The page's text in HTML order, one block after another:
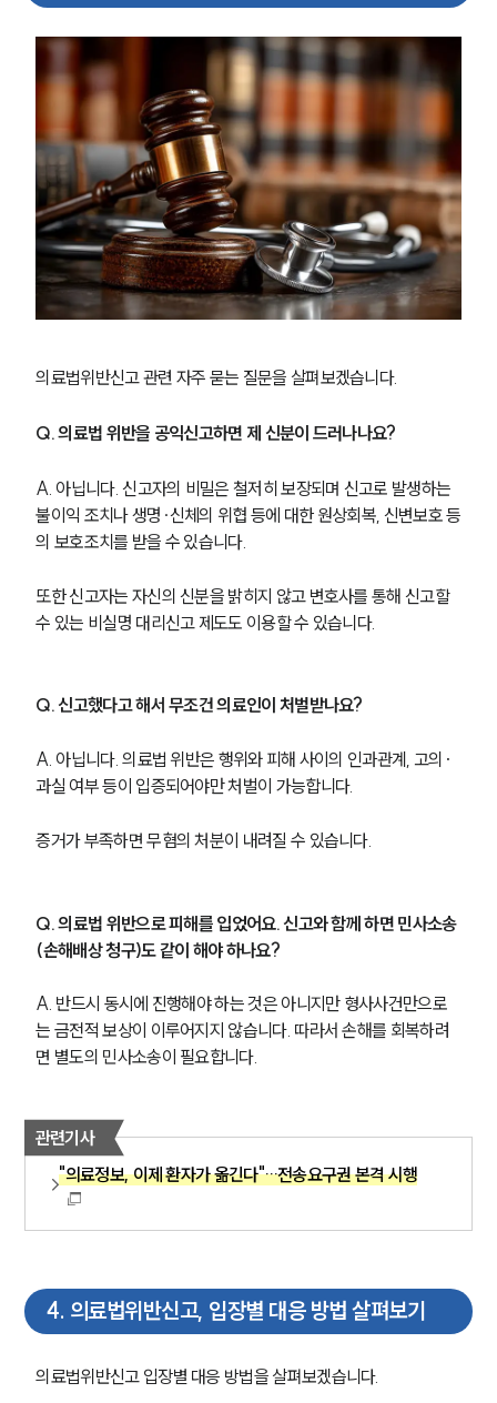
의료법위반신고 관련 자주 묻는 질문을 살펴보겠습니다.
Q. 의료법 위반을 공익신고하면 제 신분이 드러나나요?
A. 아닙니다. 신고자의 비밀은 철저히 보장되며 신고로 발생하는
불이익 조치나 생명∙신체의 위협 등에 대한 원상회복, 신변보호 등
의 보호조치를 받을 수 있습니다.
또한 신고자는 자신의 신분을 밝히지 않고 변호사를 통해 신고할
수 있는 비실명 대리신고 제도도 이용할 수 있습니다.
Q. 신고했다고 해서 무조건 의료인이 처벌받나요?
A. 아닙니다. 의료법 위반은 행위와 피해 사이의 인과관계, 고의·
과실 여부 등이 입증되어야만 처벌이 가능합니다.
증거가 부족하면 무혐의 처분이 내려질 수 있습니다.
Q. 의료법 위반으로 피해를 입었어요. 신고와 함께 하면 민사소송
(손해배상 청구)도 같이 해야 하나요?
A. 반드시 동시에 진행해야 하는 것은 아니지만 형사사건만으로
는 금전적 보상이 이루어지지 않습니다. 따라서 손해를 회복하려
면 별도의 민사소송이 필요합니다.
관련기사
"의료정보, 이제 환자가 옮긴다"…전송요구권 본격 시행
4. 의료법위반신고, 입장별 대응 방법 살펴보기
의료법위반신고 입장별 대응 방법을 살펴보겠습니다.